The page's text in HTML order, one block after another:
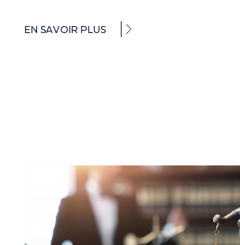
EN SAVOIR PLUS